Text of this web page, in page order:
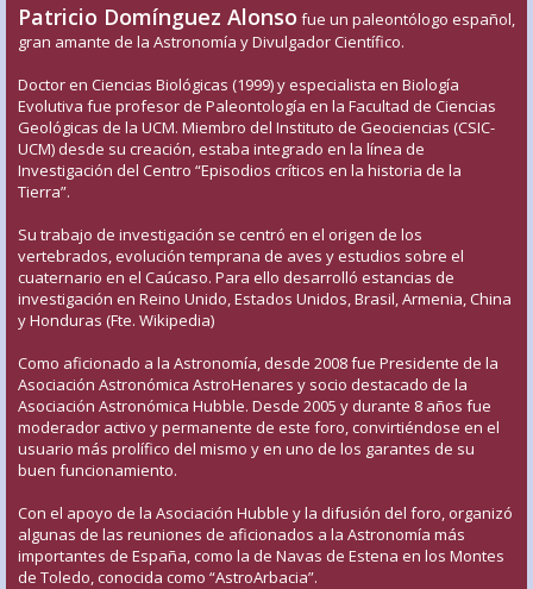
Patricio Domínguez Alonso fue un paleontólogo español,
gran amante de la Astronomía y Divulgador Científico.
Doctor en Ciencias Biológicas (1999) y especialista en Biología
Evolutiva fue profesor de Paleontología en la Facultad de Ciencias
Geológicas de la UCM. Miembro del Instituto de Geociencias (CSIC-
UCM) desde su creación, estaba integrado en la línea de
Investigación del Centro “Episodios críticos en la historia de la
Tierra”.
Su trabajo de investigación se centró en el origen de los
vertebrados, evolución temprana de aves y estudios sobre el
cuaternario en el Caúcaso. Para ello desarrolló estancias de
investigación en Reino Unido, Estados Unidos, Brasil, Armenia, China
y Honduras (Fte. Wikipedia)
Como aficionado a la Astronomía, desde 2008 fue Presidente de la
Asociación Astronómica AstroHenares y socio destacado de la
Asociación Astronómica Hubble. Desde 2005 y durante 8 años fue
moderador activo y permanente de este foro, convirtiéndose en el
usuario más prolífico del mismo y en uno de los garantes de su
buen funcionamiento.
Con el apoyo de la Asociación Hubble y la difusión del foro, organizó
algunas de las reuniones de aficionados a la Astronomía más
importantes de España, como la de Navas de Estena en los Montes
de Toledo, conocida como “AstroArbacia”.